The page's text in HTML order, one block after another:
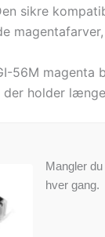
sikre
56M
der holder
Mangler du
hver gang.